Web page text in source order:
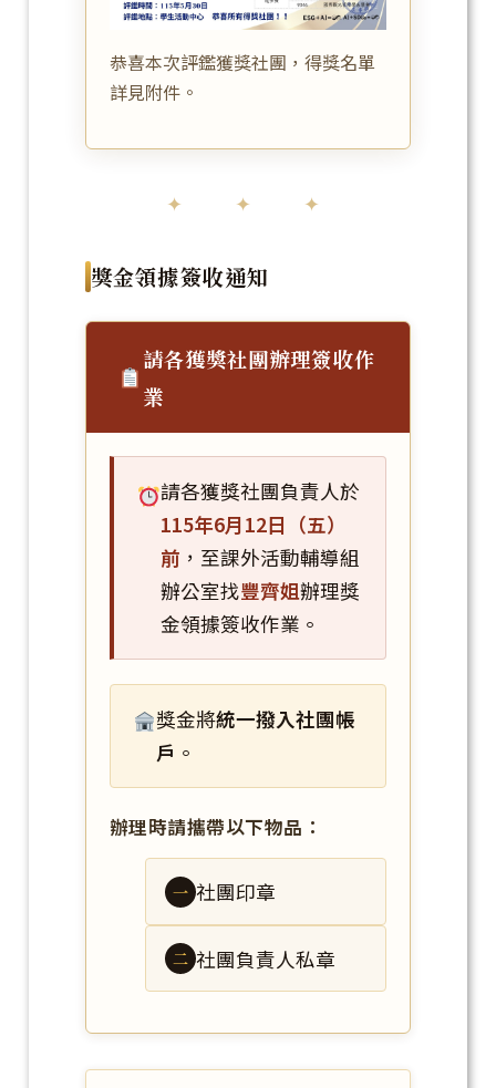
恭喜本次評鑑獲獎社團，得獎名單
詳見附件。
✦ ✦ ✦
獎金領據簽收通知
請各獲獎社團辦理簽收作
業
請各獲獎社團負責人於
115年6月12日（五）
前 ，至課外活動輔導組
辦公室找豐齊姐辦理獎
金領據簽收作業。
獎金將統一撥入社團帳
戶 。
辦理時請攜帶以下物品：
一 社團印章
二 社團負責人私章